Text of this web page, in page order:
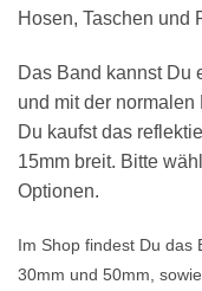
Hosen, Taschen und
Das Band kannst Du
und mit der
Du kaufst das
15mm breit. Bitte
Optionen.
Im Shop findest Du das
30mm und 50mm,